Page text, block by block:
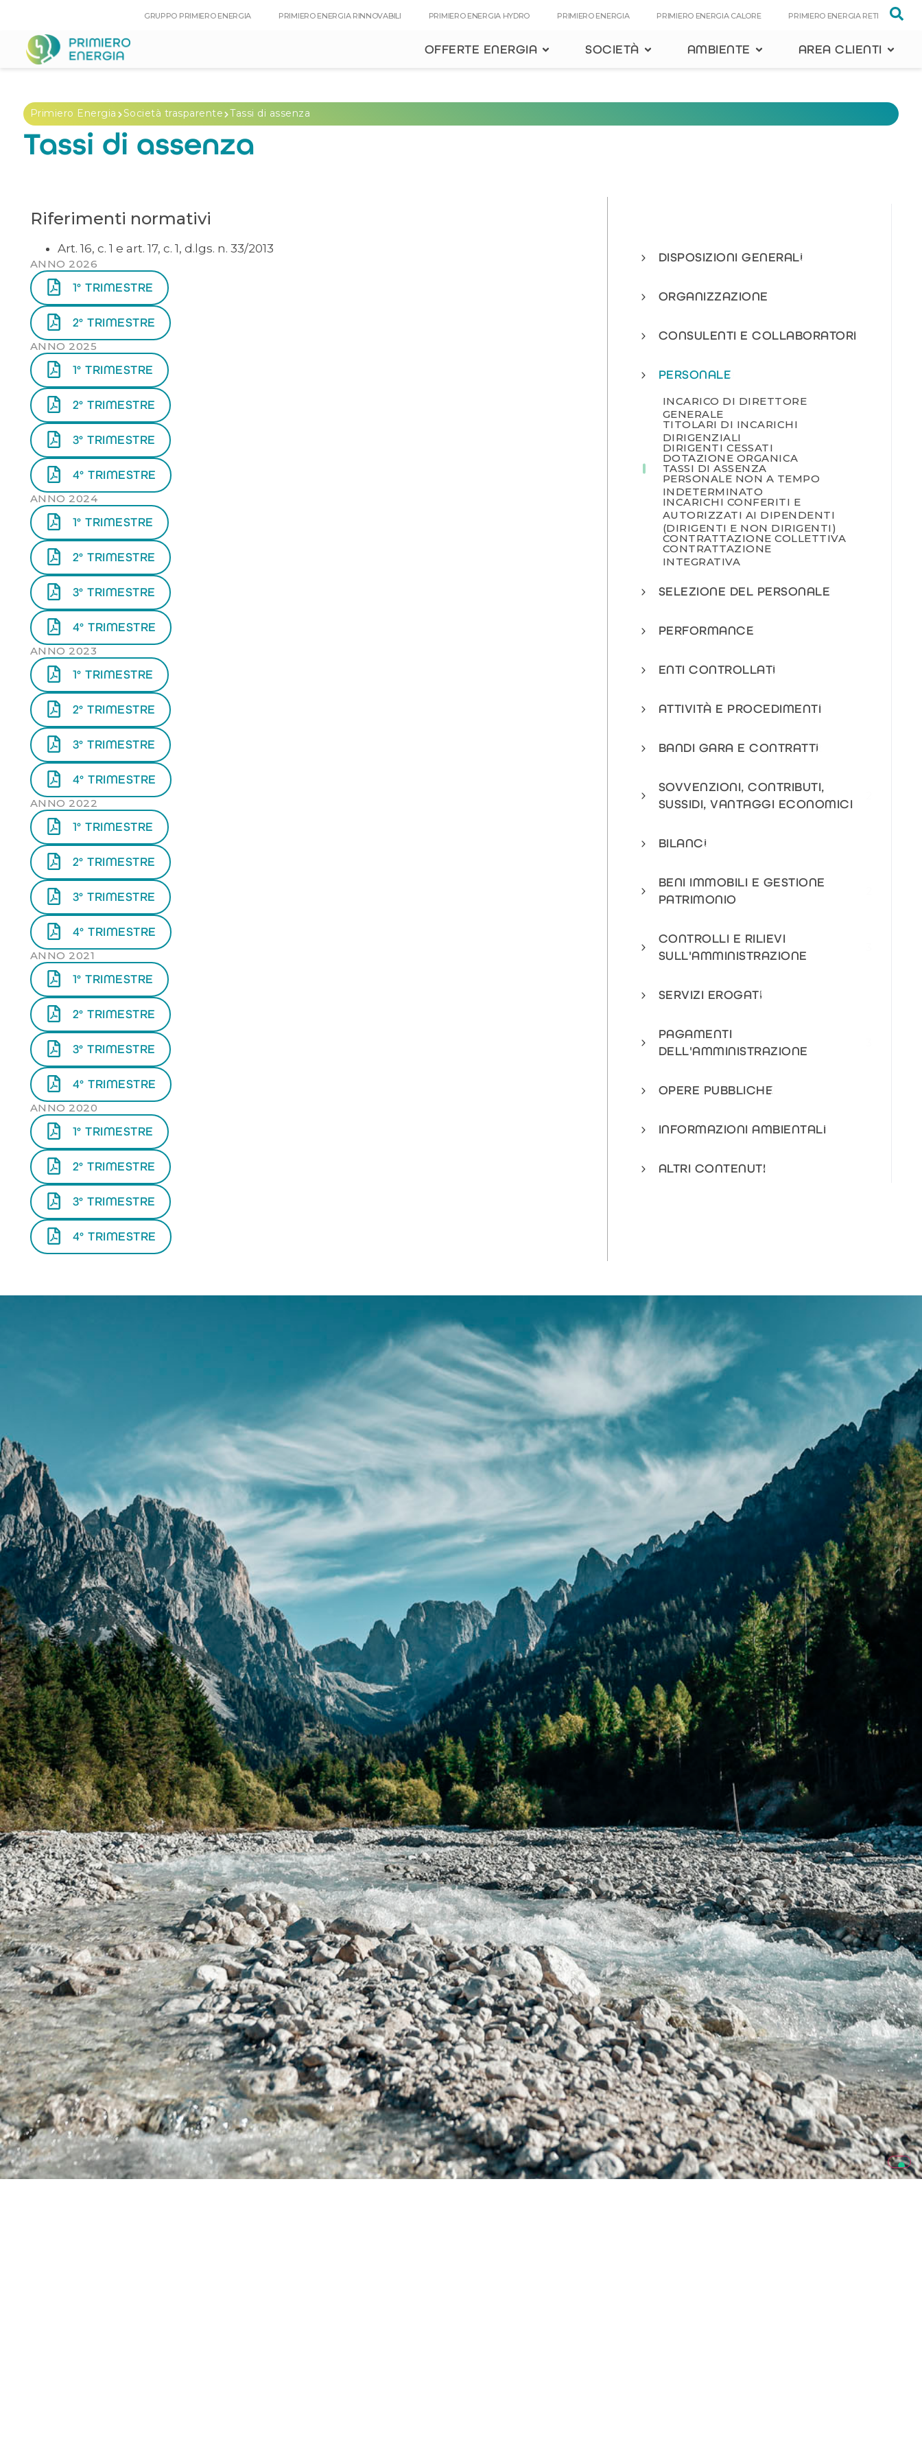
GRUPPO PRIMIERO ENERGIA PRIMIERO ENERGIA RINNOVABILI PRIMIERO ENERGIA HYDRO PRIMIERO ENERGIA PRIMIERO ENERGIA CALORE PRIMIERO ENERGIA RETI
OFFERTE ENERGIA SOCIETÀ AMBIENTE AREA CLIENTI
Primiero Energia Società trasparente Tassi di assenza
Tassi di assenza
Riferimenti normativi
Art. 16, c. 1 e art. 17, c. 1, d.lgs. n. 33/2013
ANNO 2026
1° TRIMESTRE
2° TRIMESTRE
ANNO 2025
1° TRIMESTRE
2° TRIMESTRE
3° TRIMESTRE
4° TRIMESTRE
ANNO 2024
1° TRIMESTRE
2° TRIMESTRE
3° TRIMESTRE
4° TRIMESTRE
ANNO 2023
1° TRIMESTRE
2° TRIMESTRE
3° TRIMESTRE
4° TRIMESTRE
ANNO 2022
1° TRIMESTRE
2° TRIMESTRE
3° TRIMESTRE
4° TRIMESTRE
ANNO 2021
1° TRIMESTRE
2° TRIMESTRE
3° TRIMESTRE
4° TRIMESTRE
ANNO 2020
1° TRIMESTRE
2° TRIMESTRE
3° TRIMESTRE
4° TRIMESTRE
DISPOSIZIONI GENERALI2
ORGANIZZAZIONE4
CONSULENTI E COLLABORATORI1
PERSONALE9
INCARICO DI DIRETTORE
GENERALE
TITOLARI DI INCARICHI
DIRIGENZIALI
DIRIGENTI CESSATI
DOTAZIONE ORGANICA
TASSI DI ASSENZA
PERSONALE NON A TEMPO
INDETERMINATO
INCARICHI CONFERITI E
AUTORIZZATI AI DIPENDENTI
(DIRIGENTI E NON DIRIGENTI)
CONTRATTAZIONE COLLETTIVA
CONTRATTAZIONE
INTEGRATIVA
SELEZIONE DEL PERSONALE1
PERFORMANCE1
ENTI CONTROLLATI3
ATTIVITÀ E PROCEDIMENTI1
BANDI GARA E CONTRATTI2
SOVVENZIONI, CONTRIBUTI,
SUSSIDI, VANTAGGI ECONOMICI
BILANCI2
BENI IMMOBILI E GESTIONE
PATRIMONIO
CONTROLLI E RILIEVI
SULL'AMMINISTRAZIONE
SERVIZI EROGATI5
PAGAMENTI
DELL'AMMINISTRAZIONE
OPERE PUBBLICHE2
INFORMAZIONI AMBIENTALI1
ALTRI CONTENUTI4